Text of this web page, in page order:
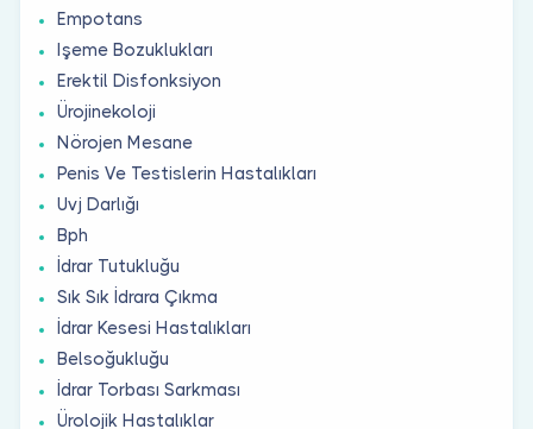
Empotans
Işeme Bozuklukları
Erektil Disfonksiyon
Ürojinekoloji
Nörojen Mesane
Penis Ve Testislerin Hastalıkları
Uvj Darlığı
Bph
İdrar Tutukluğu
Sık Sık İdrara Çıkma
İdrar Kesesi Hastalıkları
Belsoğukluğu
İdrar Torbası Sarkması
Ürolojik Hastalıklar